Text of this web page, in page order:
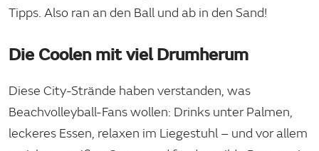
Tipps. Also ran an den Ball und ab in den Sand!
Die Coolen mit viel Drumherum
Diese City-Strände haben verstanden, was
Beachvolleyball-Fans wollen: Drinks unter Palmen,
leckeres Essen, relaxen im Liegestuhl – und vor allem